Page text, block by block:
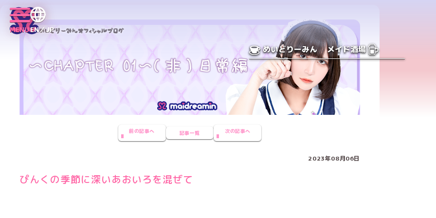
MENUEN／JP
めいどりーみん メイド酒場
前の記事へ 記事一覧 次の記事へ
2023年08月06日
ぴんくの季節に深いあおいろを混ぜて